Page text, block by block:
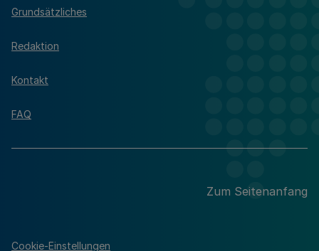
Grundsätzliches
Redaktion
Kontakt
FAQ
Zum Seitenanfang
Cookie-Einstellungen